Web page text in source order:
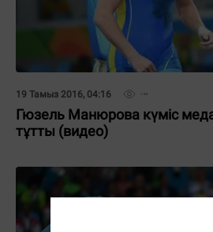
19 Тамыз 2016, 04:16
Гюзель Манюрова күміс
тұтты (видео)